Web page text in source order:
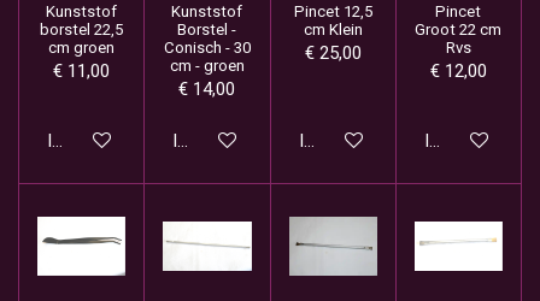
Kunststof
borstel 22,5
cm groen
€ 11,00
In winkelwagen
Kunststof
Borstel -
Conisch - 30
cm - groen
€ 14,00
In winkelwagen
Pincet 12,5
cm Klein
€ 25,00
In winkelwagen
Pincet
Groot 22 cm
Rvs
€ 12,00
In